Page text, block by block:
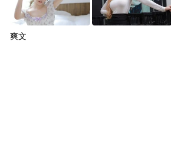
爽文